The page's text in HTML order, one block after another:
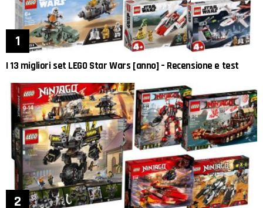
I 13 migliori set LEGO Star Wars [anno] – Recensione e test